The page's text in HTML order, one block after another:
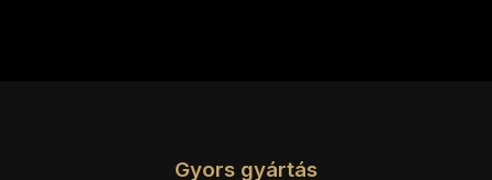
Gyors gyártás